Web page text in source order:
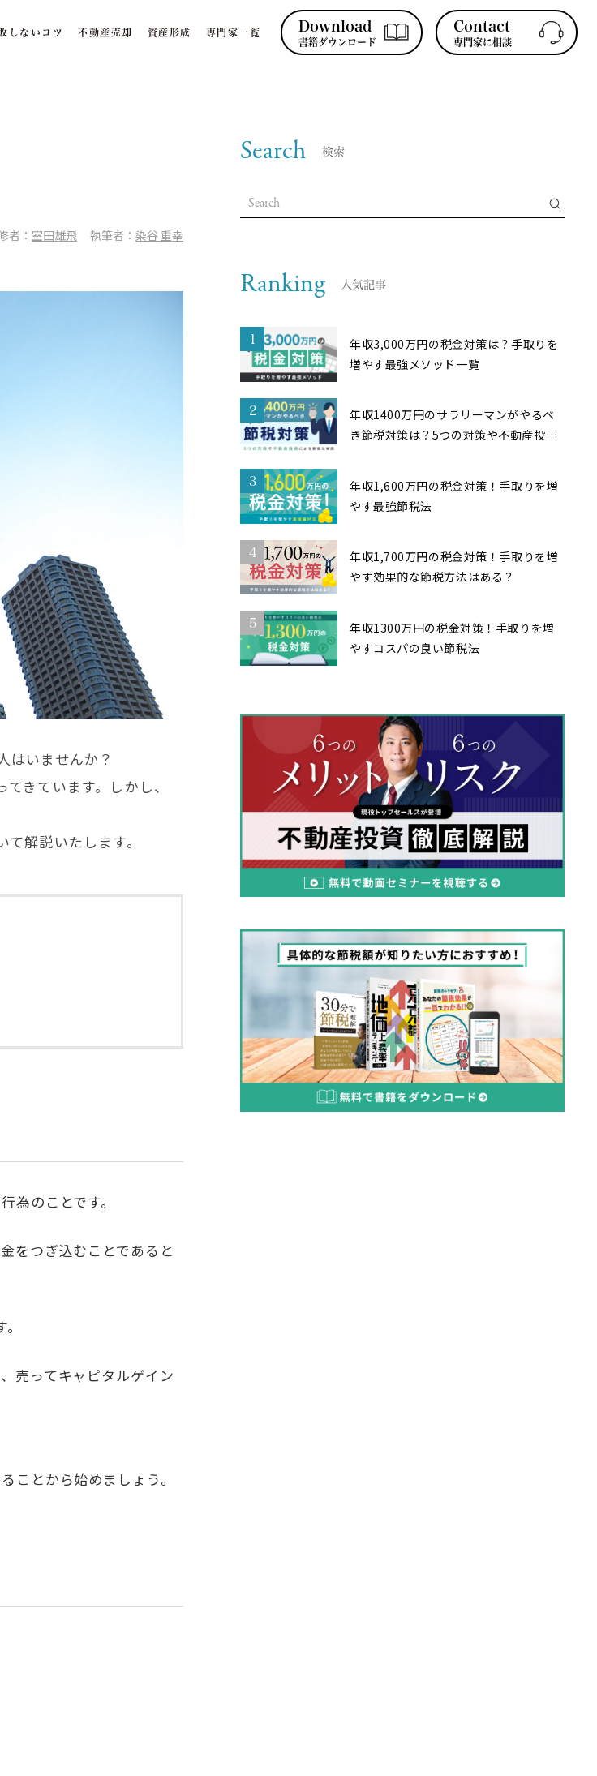
しないコツ 不動産売却 資産形成 専門家一覧 Download
書籍ダウンロード
Contact
専門家に相談
者： 室田雄飛 執筆者： 染谷 重幸
はいませんか？
きています。しかし、
解説いたします。
為のことです。
をつぎ込むことであると
売ってキャピタルゲイン
ことから始めましょう。
Search 検索
Ranking 人気記事
1
年収3,000万円の税金対策は？手取りを
増やす最強メソッド一覧
2
年収1400万円のサラリーマンがやるべ
き節税対策は？5つの対策や不動産投資
3
年収1,600万円の税金対策！手取りを増
やす最強節税法
4
年収1,700万円の税金対策！手取りを増
やす効果的な節税方法はある？
5
年収1300万円の税金対策！手取りを増
やすコスパの良い節税法